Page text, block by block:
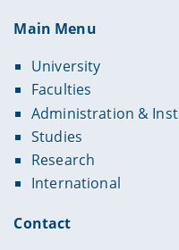
Main Menu
University
Faculties
Administration &
Studies
Research
International
Contact